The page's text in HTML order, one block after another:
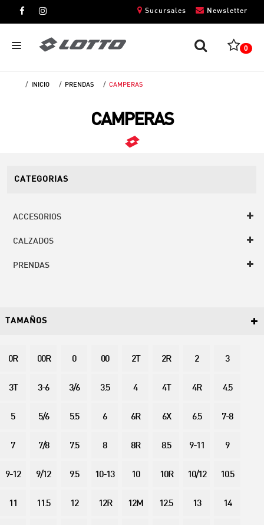
Newsletter
Sucursales
0
INICIO PRENDAS CAMPERAS
CAMPERAS
CATEGORIAS
ACCESORIOS
CALZADOS
PRENDAS
TAMAÑOS
0R 00R 0 00 2T 2R 2 3
3T 3-6 3/6 3.5 4 4T 4R 4.5
5 5/6 5.5 6 6R 6X 6.5 7-8
7 7/8 7.5 8 8R 8.5 9-11 9
9-12 9/12 9.5 10-13 10 10R 10/12 10.5
11 11.5 12 12R 12M 12.5 13 14